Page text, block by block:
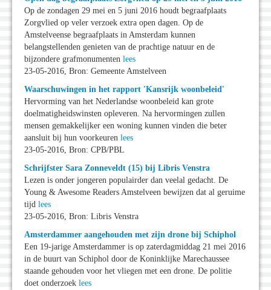
Op de zondagen 29 mei en 5 juni 2016 houdt begraafplaats
Zorgvlied op veler verzoek extra open dagen. Op de
Amstelveense begraafplaats in Amsterdam kunnen
belangstellenden genieten van de prachtige natuur en de
bijzondere grafmonumenten lees
23-05-2016, Bron: Gemeente Amstelveen
Waarschuwingen in het rapport 'Kansrijk woonbeleid'
Hervorming van het Nederlandse woonbeleid kan grote
doelmatigheidswinsten opleveren. Na hervormingen zullen
mensen gemakkelijker een woning kunnen vinden die beter
aansluit bij hun voorkeuren lees
23-05-2016, Bron: CPB/PBL
Schrijfster Sara Zonneveldt (15) bij Libris Venstra
Lezen is onder jongeren populairder dan veelal gedacht. De
Young & Awesome Readers Amstelveen bewijzen dat al geruime
tijd lees
23-05-2016, Bron: Libris Venstra
Amsterdammer aangehouden met zijn drone bij Schiphol
Een 19-jarige Amsterdammer is op zaterdagmiddag 21 mei 2016
in de buurt van Schiphol door de Koninklijke Marechaussee
staande gehouden voor het vliegen met een drone. De politie
doet onderzoek lees